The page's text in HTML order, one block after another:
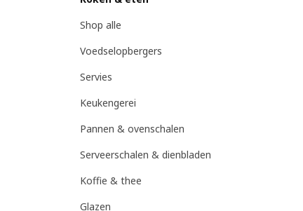
Shop alle
Voedselopbergers
Servies
Keukengerei
Pannen & ovenschalen
Serveerschalen & dienbladen
Koffie & thee
Glazen